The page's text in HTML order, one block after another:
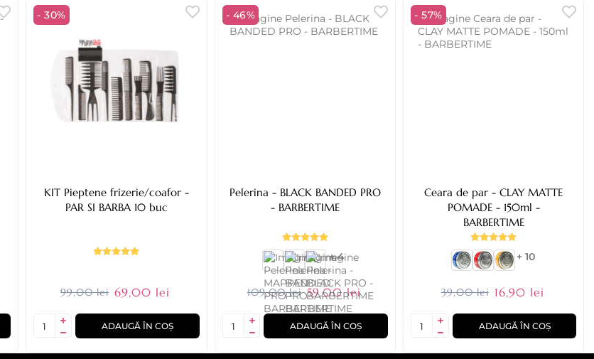
- 30%
KIT Pieptene frizerie/coafor -
PAR SI BARBA 10 buc
99,00 lei 69,00 lei
ADAUGĂ ÎN COȘ
- 46%
Pelerina - BLACK BANDED PRO
- BARBERTIME
+ 4
109,00 lei 59,00 lei
ADAUGĂ ÎN COȘ
- 57%
Ceara de par - CLAY MATTE
POMADE - 150ml -
BARBERTIME
+ 10
39,00 lei 16,90 lei
ADAUGĂ ÎN COȘ